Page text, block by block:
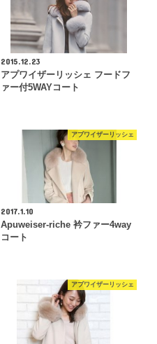
2015.12.23
アプワイザーリッシェ フードフ
ァー付5WAYコート
アプワイザーリッシェ
2017.1.10
Apuweiser-riche 衿ファー4way
コート
アプワイザーリッシェ